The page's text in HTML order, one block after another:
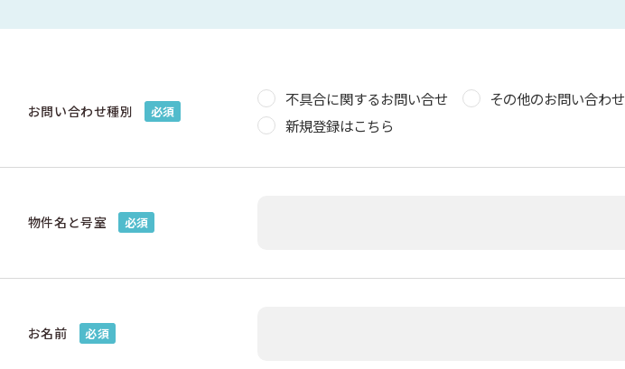
お問い合わせ種別 必須
不具合に関するお問い合せ
その他のお問い合わせ
新規登録はこちら
物件名と号室 必須
お名前 必須